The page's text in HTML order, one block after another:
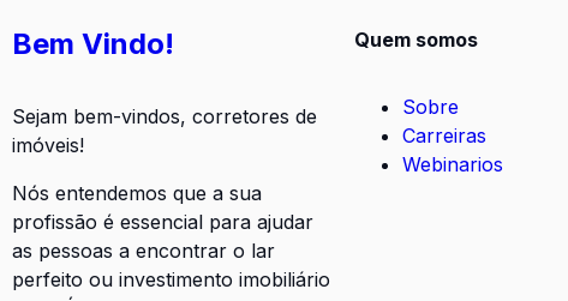
Bem Vindo!
Sejam bem-vindos, corretores de
imóveis!
Nós entendemos que a sua
profissão é essencial para ajudar
as pessoas a encontrar o lar
perfeito ou investimento imobiliário
Quem somos
Sobre
Carreiras
Webinarios